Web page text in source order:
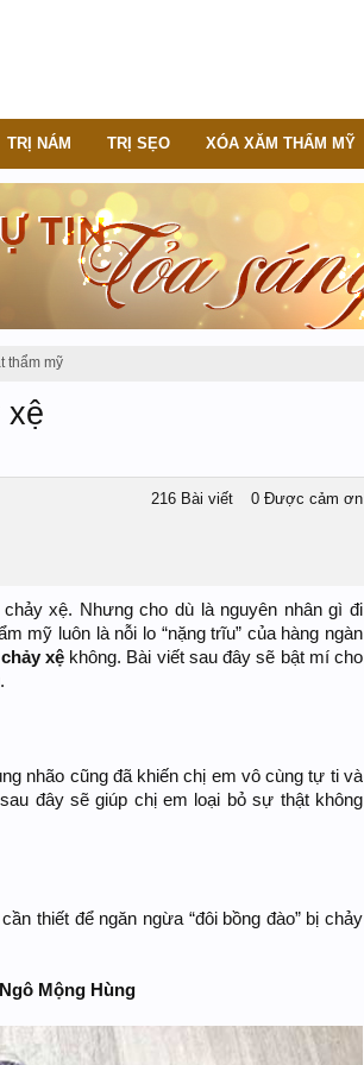
thẩm mỹ
xệ
216 Bài viết 0 Được cảm ơn
xệ. Nhưng cho dù là nguyên nhân gì đi
mỹ luôn là nỗi lo “nặng trĩu” của hàng ngàn
xệkhông. Bài viết sau đây sẽ bật mí cho
nhão cũng đã khiến chị em vô cùng tự ti và
đây sẽ giúp chị em loại bỏ sự thật không
thiết để ngăn ngừa “đôi bồng đào” bị chảy
Mộng Hùng
TRỊ NÁM TRỊ SẸO XÓA XĂM THẨM MỸ